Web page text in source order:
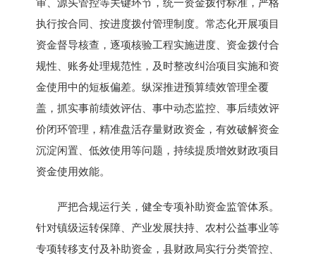
审、源头管控等关键环节，统一资金拨付标准，严格
执行按合同、按进度拨付管理制度。常态化开展项目
资金督导核查，逐项核验工程实施进度、资金拨付合
规性、账务处理规范性，及时整改纠治项目实施和资
金使用中的短板偏差。纵深推进预算绩效管理全覆
盖，抓实事前绩效评估、事中动态监控、事后绩效评
价闭环管理，精准盘活存量财政资金，有效破解资金
沉淀闲置、低效使用等问题，持续提质增效财政项目
资金使用效能。
严把合规运行关，健全专项补助资金监管体系。
针对镇级运转保障、产业发展扶持、农村公益事业等
专项转移支付及补助资金，县财政局实行分类管控、